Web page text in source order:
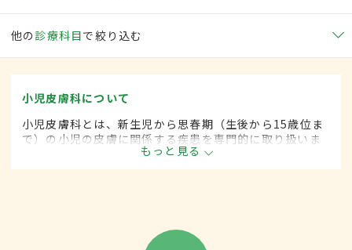
他の 診療科目で絞り込む
小児皮膚科について
小児皮膚科とは、新生児から思春期（生後から15歳位ま
で）の小児の皮膚に関係する疾患を専門的に取り扱いま
もっと見る